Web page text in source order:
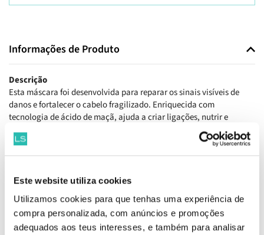
Este website utiliza cookies
Utilizamos cookies para que tenhas uma experiência de
compra personalizada, com anúncios e promoções
adequados aos teus interesses, e também para analisar
Informações de Produto
Descrição
Esta máscara foi desenvolvida para reparar os sinais visíveis de
danos e fortalecer o cabelo fragilizado. Enriquecida com
tecnologia de ácido de maçã, ajuda a criar ligações, nutrir e
reforçar a fibra capilar desde o interior, proporcionando até duas
vezes mais força contra a quebra* e melhorando a suavidade e a
maleabilidade. A textura cremosa atua em profundidade, deixando
um acabamento visivelmente cuidado.
Benefícios
Máscara que facilita a criação de ligações e nutre o cabelo.